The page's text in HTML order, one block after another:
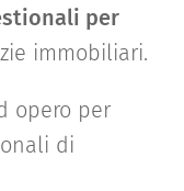
per
immobiliari.
opero per
di